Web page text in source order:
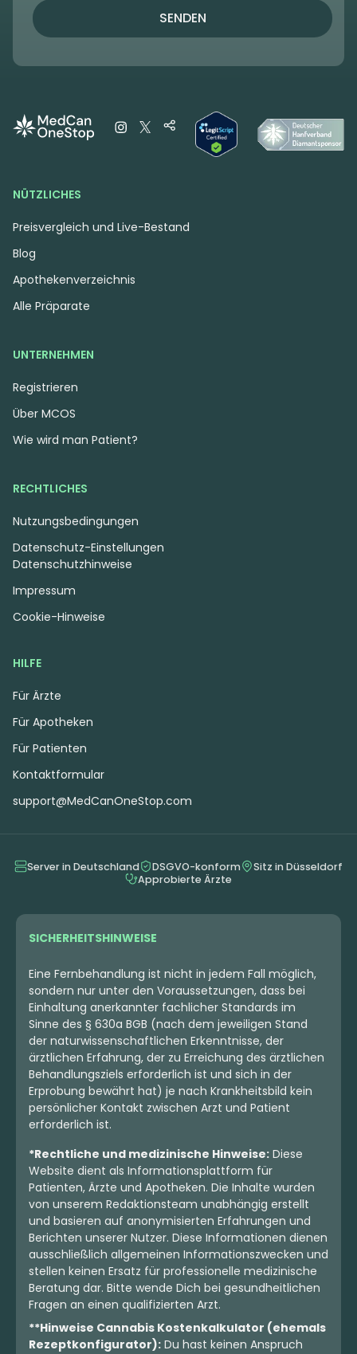
SENDEN
NÜTZLICHES
Preisvergleich und Live-Bestand
Blog
Apothekenverzeichnis
Alle Präparate
UNTERNEHMEN
Registrieren
Über MCOS
Wie wird man Patient?
HILFE
Für Ärzte
Für Apotheken
Für Patienten
Kontaktformular
support@MedCanOneStop.com
RECHTLICHES
Nutzungsbedingungen
Datenschutzhinweise
Impressum
Cookie-Hinweise
Datenschutz-Einstellungen
Server in Deutschland DSGVO-konform
Sitz in Düsseldorf
Approbierte Ärzte
SICHERHEITSHINWEISE
Eine Fernbehandlung ist nicht in jedem Fall möglich,
sondern nur unter den Voraussetzungen, dass bei
Einhaltung anerkannter fachlicher Standards im
Sinne des § 630a BGB (nach dem jeweiligen Stand
der naturwissenschaftlichen Erkenntnisse, der
ärztlichen Erfahrung, der zu Erreichung des ärztlichen
Behandlungsziels erforderlich ist und sich in der
Erprobung bewährt hat) je nach Krankheitsbild kein
persönlicher Kontakt zwischen Arzt und Patient
erforderlich ist.
*Rechtliche und medizinische Hinweise: Diese
Website dient als Informationsplattform für
Patienten, Ärzte und Apotheken. Die Inhalte wurden
von unserem Redaktionsteam unabhängig erstellt
und basieren auf anonymisierten Erfahrungen und
Berichten unserer Nutzer. Diese Informationen dienen
ausschließlich allgemeinen Informationszwecken und
stellen keinen Ersatz für professionelle medizinische
Beratung dar. Bitte wende Dich bei gesundheitlichen
Fragen an einen qualifizierten Arzt.
**Hinweise Cannabis Kostenkalkulator (ehemals
Rezeptkonfigurator): Du hast keinen Anspruch